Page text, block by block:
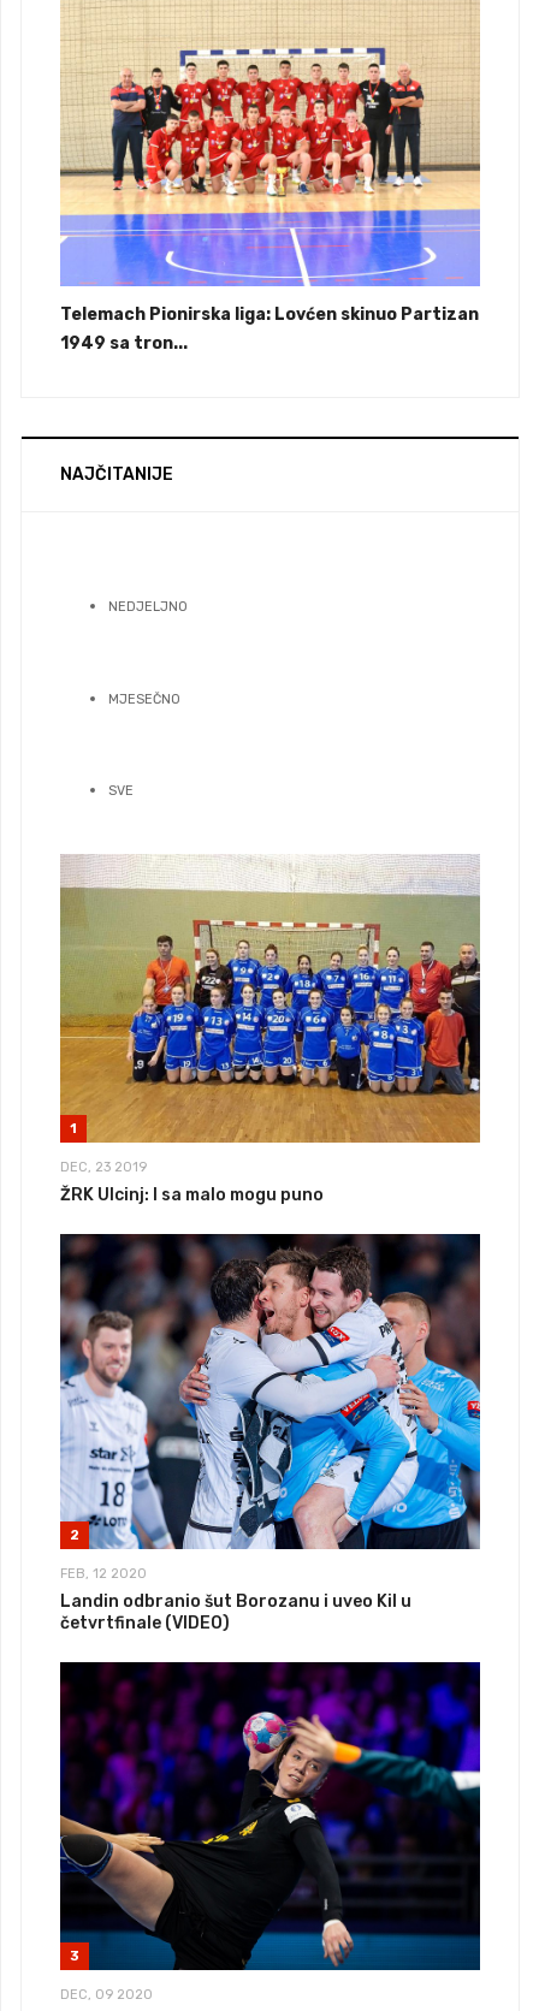
Telemach Pionirska liga: Lovćen skinuo Partizan
1949 sa tron...
NAJČITANIJE
NEDJELJNO
MJESEČNO
SVE
1
DEC, 23 2019
ŽRK Ulcinj: I sa malo mogu puno
2
FEB, 12 2020
Landin odbranio šut Borozanu i uveo Kil u
četvrtfinale (VIDEO)
3
DEC, 09 2020